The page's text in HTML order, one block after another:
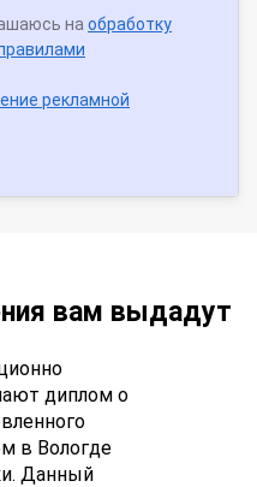
на обработку
рекламной
вам выдадут
диплом о
в Вологде
Данный